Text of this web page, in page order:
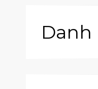
Danh